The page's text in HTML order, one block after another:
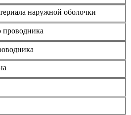
наружной оболочки
проводника